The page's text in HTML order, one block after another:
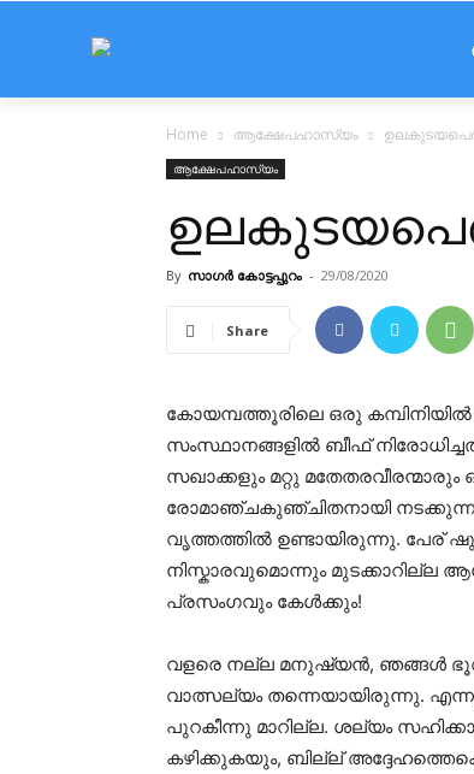
Home ആക്ഷേപഹാസ്യം
ആക്ഷേപഹാസ്യം
By സാഗർ കോട്ടപ്പുറം - 29/08/2020
Share
കോയമ്പത്തൂരിലെ ഒരു
സംസ്ഥാനങ്ങളിൽ ബീഫ്
സഖാക്കളും മറ്റു
രോമാഞ്ചകുഞ്ചിതനായി
വൃത്തത്തിൽ ഉണ്ടായിരുന്നു. പേര്
നിസ്കാരവുമൊന്നും മുടക്കാറില്ല
പ്രസംഗവും കേൾക്കും!
വളരെ നല്ല മനുഷ്യൻ, ഞങ്ങൾ
വാത്സല്യം തന്നെയായിരുന്നു.
പുറകീന്നു മാറില്ല. ശല്യം
കഴിക്കുകയും, ബില്ല്